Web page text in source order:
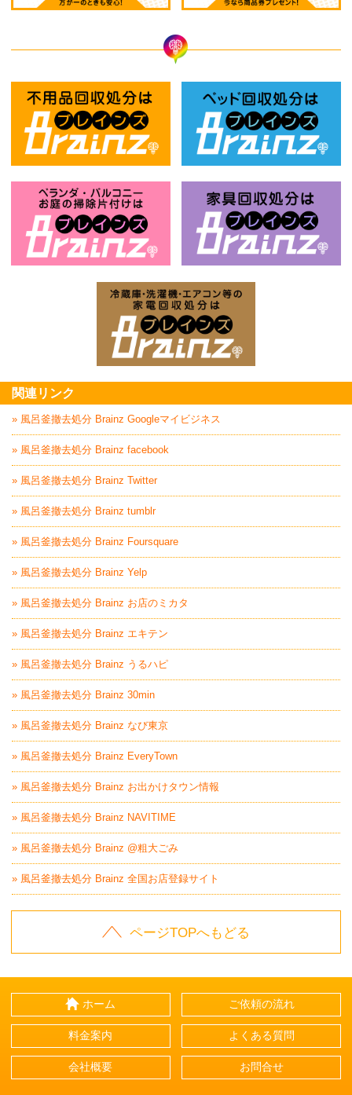
関連リンク
» 風呂釜撤去処分 Brainz Googleマイビジネス
» 風呂釜撤去処分 Brainz facebook
» 風呂釜撤去処分 Brainz Twitter
» 風呂釜撤去処分 Brainz tumblr
» 風呂釜撤去処分 Brainz Foursquare
» 風呂釜撤去処分 Brainz Yelp
» 風呂釜撤去処分 Brainz お店のミカタ
» 風呂釜撤去処分 Brainz エキテン
» 風呂釜撤去処分 Brainz うるハピ
» 風呂釜撤去処分 Brainz 30min
» 風呂釜撤去処分 Brainz なび東京
» 風呂釜撤去処分 Brainz EveryTown
» 風呂釜撤去処分 Brainz お出かけタウン情報
» 風呂釜撤去処分 Brainz NAVITIME
» 風呂釜撤去処分 Brainz @粗大ごみ
» 風呂釜撤去処分 Brainz 全国お店登録サイト
ページTOPへもどる
ホーム ご依頼の流れ
料金案内 よくある質問
会社概要 お問合せ